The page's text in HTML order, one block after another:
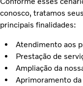
conosco, tratamos
principais finalidades:
Atendimento aos
Prestação de
Ampliação da
Aprimoramento